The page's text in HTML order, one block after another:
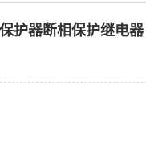
护器断相保护继电器